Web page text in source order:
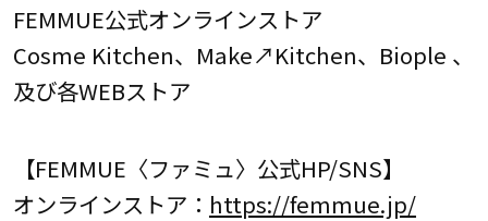
FEMMUE公式オンラインストア
Cosme Kitchen、Make↗︎Kitchen、Biople 、
及び各WEBストア
【FEMMUE〈ファミュ〉公式HP/SNS】
オンラインストア： https://femmue.jp/